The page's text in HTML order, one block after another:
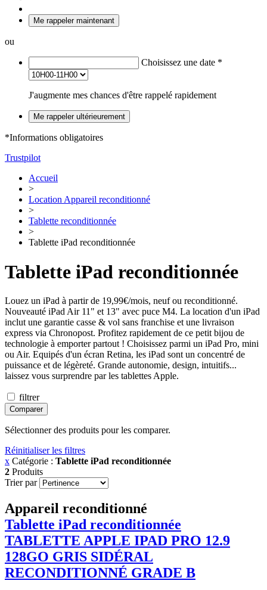
Me rappeler maintenant
ou
Choisissez une date *
J'augmente mes chances d'être rappelé rapidement
Me rappeler ultérieurement
*Informations obligatoires
Trustpilot
Accueil
>
Location Appareil reconditionné
>
Tablette reconditionnée
>
Tablette iPad reconditionnée
Tablette iPad reconditionnée
Louez un iPad à partir de 19,99€/mois, neuf ou reconditionné.
Nouveauté iPad Air 11" et 13" avec puce M4. La location d'un iPad
inclut une garantie casse & vol sans franchise et une livraison
express via Chronopost. Profitez rapidement de ce petit bijou de
technologie à emporter partout ! Choisissez parmi un iPad Pro, mini
ou Air. Equipés d'un écran Retina, les iPad sont un concentré de
puissance et de légèreté. Grande autonomie, design, intuitifs...
laissez vous surprendre par les tablettes Apple.
filtrer
Comparer
Sélectionner des produits pour les comparer.
Réinitialiser les filtres
x Catégorie : Tablette iPad reconditionnée
2 Produits
Trier par
Appareil reconditionné
Tablette iPad reconditionnée
TABLETTE APPLE IPAD PRO 12.9
128GO GRIS SIDÉRAL
RECONDITIONNÉ GRADE B